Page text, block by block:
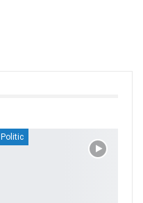
Politic